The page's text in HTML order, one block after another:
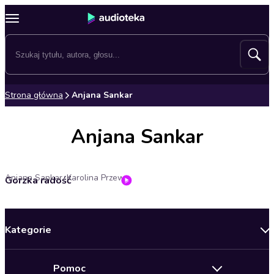
Strona główna Anjana Sankar
Anjana Sankar
Gorzka radość Anjana Sankar, Karolina Przewrocka-Aderet
Kategorie
Pomoc